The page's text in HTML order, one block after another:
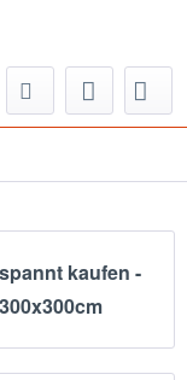
kaufen -